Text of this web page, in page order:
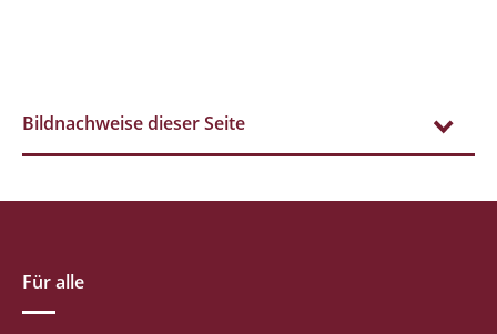
Bildnachweise dieser Seite
Für alle